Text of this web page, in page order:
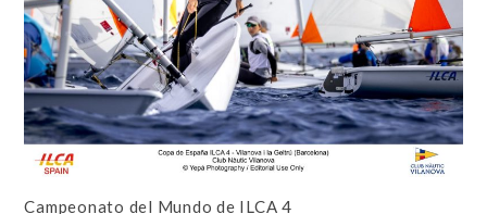
Campeonato del Mundo de ILCA 4